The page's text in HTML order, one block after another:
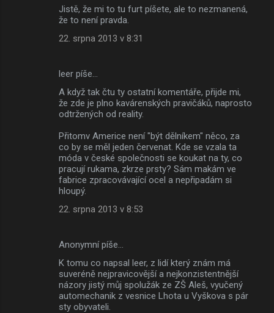
Jistě, že mi to tu furt píšete, ale to nezmanená,
že to není pravda.
22. srpna 2013 v 8:31
leer píše…
A když tak čtu ty ostatní komentáře, přijde mi,
že zde je plno kavárenských pravičáků, naprosto
odtržených od reality.
Přitomv Americe není "být dělníkem" něco, za
co by se měl jeden červenat. Kde se vzala ta
móda v české společnosti se koukat na ty, co
pracují rukama, zkrze prsty? Sám makám ve
fabrice zpracovávající ocel a nepřipadám si
hloupý.
22. srpna 2013 v 8:53
Anonymní píše…
K tomu co napsal leer, z lidí který znám má
suveréně nejpravicovější a nejkonzistentnější
názory jistý můj spolužák ze ZŠ Aleš, vyučený
automechanik z vesnice Lhota u Vyškova s pár
sty obyvateli.